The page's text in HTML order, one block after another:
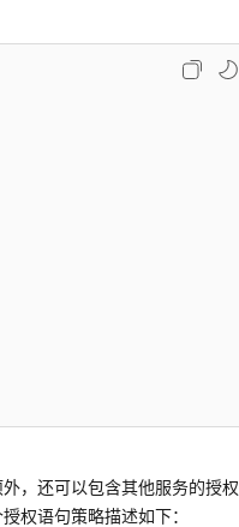
，还可以包含其他服务的授权
权语句策略描述如下：